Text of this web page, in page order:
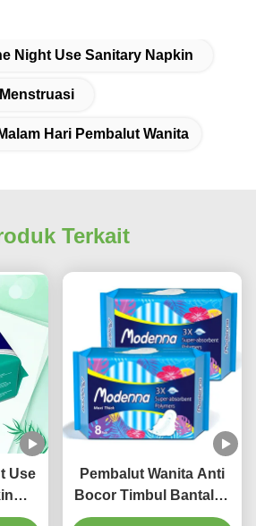
Night Use Sanitary Napkin
Hari Pembalut Wanita
Terkait
Use
Pembalut Wanita Anti
Bocor Timbul Bantalan
Periode Bernapas